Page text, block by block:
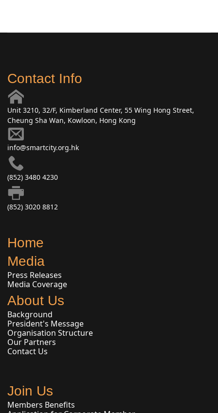
Contact Info
Unit 3210, 32/F, Kimberland Center, 55 Wing Hong Street,
Cheung Sha Wan, Kowloon, Hong Kong
info@smartcity.org.hk
(852) 3480 4230
(852) 3020 8812
Home
Media
Press Releases
Media Coverage
About Us
Background
President's Message
Organisation Structure
Our Partners
Contact Us
Join Us
Members Benefits